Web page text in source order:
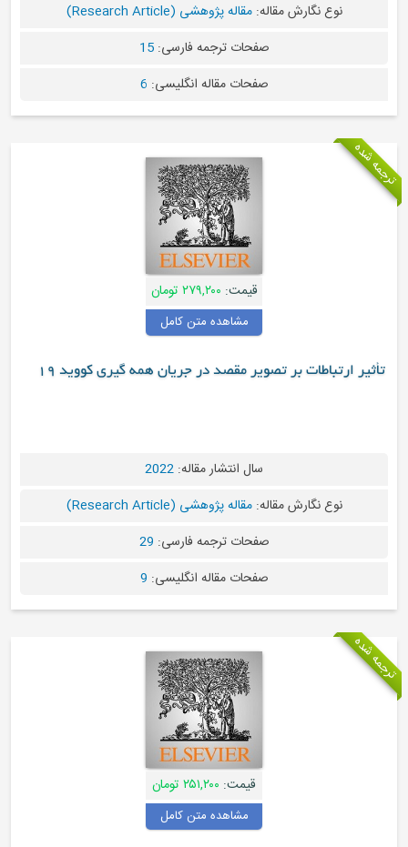
نوع نگارش مقاله:مقاله پژوهشی (Research Article)
صفحات ترجمه فارسی:15
صفحات مقاله انگلیسی:6
۲۷۹,۲۰۰ تومان
مشاهده متن کامل
بر تصویر مقصد در جریان همه گیری کووید 19
سال انتشار مقاله:2022
نوع نگارش مقاله:مقاله پژوهشی (Research Article)
صفحات ترجمه فارسی:29
صفحات مقاله انگلیسی:9
۲۵۱,۲۰۰ تومان
مشاهده متن کامل